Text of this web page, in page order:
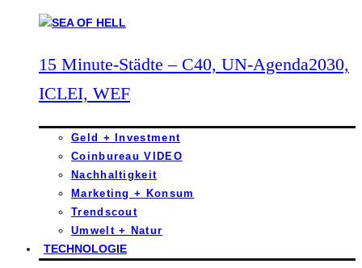
15 Minute-Städte – C40, UN-Agenda2030,
ICLEI, WEF
Geld + Investment
Coinbureau VIDEO
Nachhaltigkeit
Marketing + Konsum
Trendscout
Umwelt + Natur
TECHNOLOGIE